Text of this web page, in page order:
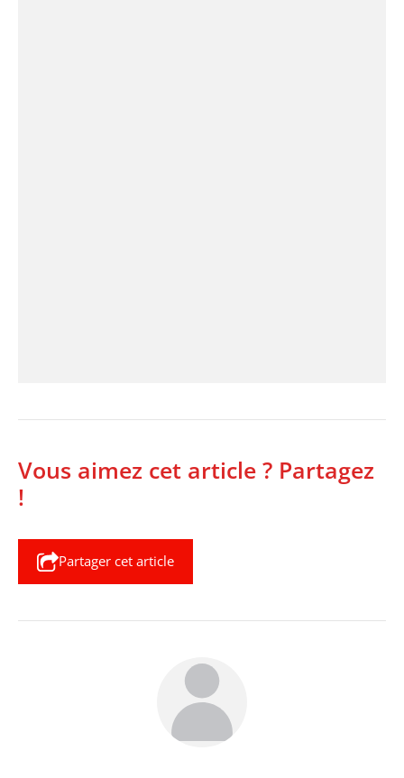
Vous aimez cet article ? Partagez
!
Partager cet article